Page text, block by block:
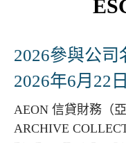
2026參與公司
2026年6月22
AEON 信貸財務（
ARCHIVE